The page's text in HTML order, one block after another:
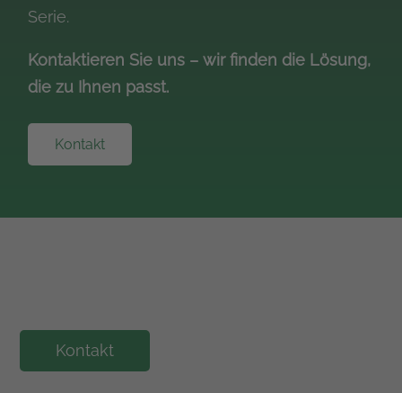
Serie.
Kontaktieren Sie uns – wir finden die Lösung,
die zu Ihnen passt.
Kontakt
Kontakt